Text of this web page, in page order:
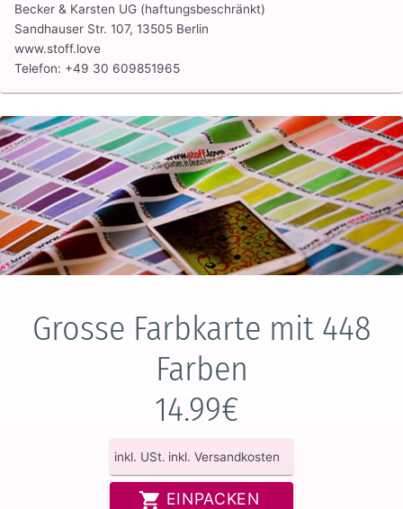
Becker & Karsten UG (haftungsbeschränkt)
Sandhauser Str. 107, 13505 Berlin
www.stoff.love
Telefon: +49 30 609851965
Grosse Farbkarte mit 448
Farben
14.99€
inkl. USt. inkl. Versandkosten
EINPACKEN